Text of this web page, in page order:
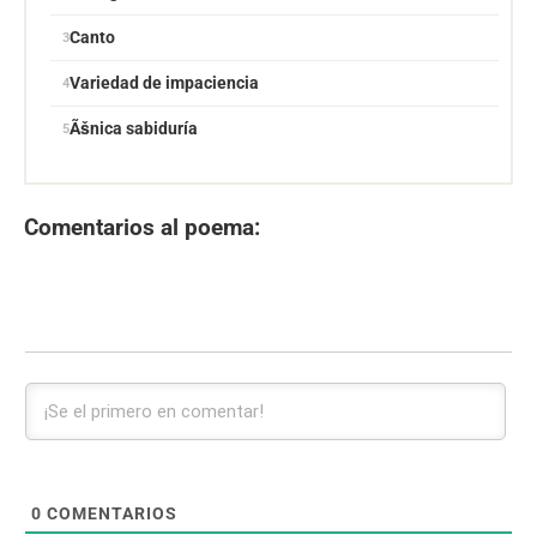
Canto
Variedad de impaciencia
Ãšnica sabiduría
Comentarios al poema:
0 COMENTARIOS